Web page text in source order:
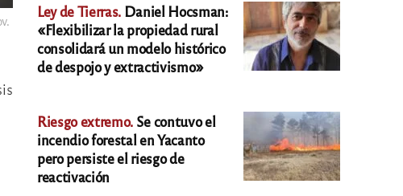
Ley de Tierras. Daniel Hocsman:
«Flexibilizar la propiedad rural
consolidará un modelo histórico
de despojo y extractivismo»
Riesgo extremo. Se contuvo el
incendio forestal en Yacanto
pero persiste el riesgo de
reactivación